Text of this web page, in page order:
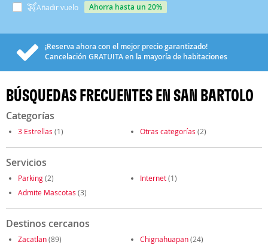
Añadir vuelo ahorra hasta un 20%
¡Reserva ahora con el mejor precio garantizado!
Cancelación GRATUITAen la mayoría de habitaciones
BÚSQUEDAS FRECUENTES EN SAN BARTOLO
Categorías
3 Estrellas (1) Otras categorías (2)
Servicios
Parking(2) Internet(1)
Admite Mascotas (3)
Destinos cercanos
Zacatlan(89) Chignahuapan(24)